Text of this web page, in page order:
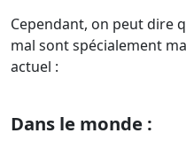
Cependant, on peut dire
mal sont spécialement
actuel :
Dans le monde :